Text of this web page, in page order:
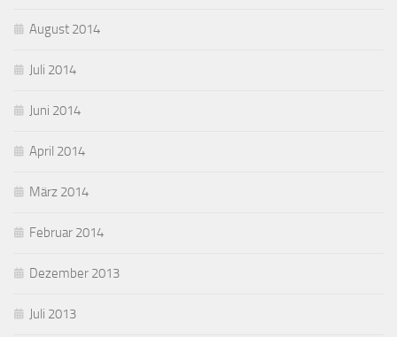
August 2014
Juli 2014
Juni 2014
April 2014
März 2014
Februar 2014
Dezember 2013
Juli 2013